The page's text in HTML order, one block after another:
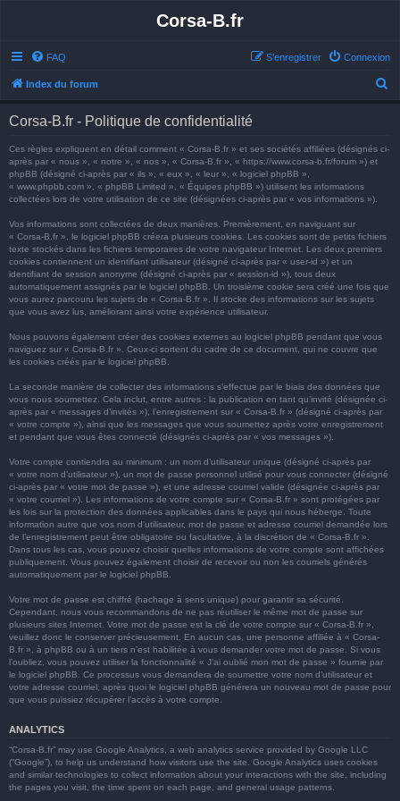
Corsa-B.fr
FAQ Connexion
S’enregistrer
Index du forum
Corsa-B.fr - Politique de confidentialité
Ces règles expliquent en détail comment « Corsa-B.fr » et ses sociétés affiliées (désignés ci-
après par « nous », « notre », « nos », « Corsa-B.fr », « https://www.corsa-b.fr/forum ») et
phpBB (désigné ci-après par « ils », « eux », « leur », « logiciel phpBB »,
« www.phpbb.com », « phpBB Limited », « Équipes phpBB ») utilisent les informations
collectées lors de votre utilisation de ce site (désignées ci-après par « vos informations »).
Vos informations sont collectées de deux manières. Premièrement, en naviguant sur
« Corsa-B.fr », le logiciel phpBB créera plusieurs cookies. Les cookies sont de petits fichiers
texte stockés dans les fichiers temporaires de votre navigateur Internet. Les deux premiers
cookies contiennent un identifiant utilisateur (désigné ci-après par « user-id ») et un
identifiant de session anonyme (désigné ci-après par « session-id »), tous deux
automatiquement assignés par le logiciel phpBB. Un troisième cookie sera créé une fois que
vous aurez parcouru les sujets de « Corsa-B.fr ». Il stocke des informations sur les sujets
que vous avez lus, améliorant ainsi votre expérience utilisateur.
Nous pouvons également créer des cookies externes au logiciel phpBB pendant que vous
naviguez sur « Corsa-B.fr ». Ceux-ci sortent du cadre de ce document, qui ne couvre que
les cookies créés par le logiciel phpBB.
La seconde manière de collecter des informations s’effectue par le biais des données que
vous nous soumettez. Cela inclut, entre autres : la publication en tant qu’invité (désignée ci-
après par « messages d’invités »), l’enregistrement sur « Corsa-B.fr » (désigné ci-après par
« votre compte »), ainsi que les messages que vous soumettez après votre enregistrement
et pendant que vous êtes connecté (désignés ci-après par « vos messages »).
Votre compte contiendra au minimum : un nom d’utilisateur unique (désigné ci-après par
« votre nom d’utilisateur »), un mot de passe personnel utilisé pour vous connecter (désigné
ci-après par « votre mot de passe »), et une adresse courriel valide (désignée ci-après par
« votre courriel »). Les informations de votre compte sur « Corsa-B.fr » sont protégées par
les lois sur la protection des données applicables dans le pays qui nous héberge. Toute
information autre que vos nom d’utilisateur, mot de passe et adresse courriel demandée lors
de l’enregistrement peut être obligatoire ou facultative, à la discrétion de « Corsa-B.fr ».
Dans tous les cas, vous pouvez choisir quelles informations de votre compte sont affichées
publiquement. Vous pouvez également choisir de recevoir ou non les courriels générés
automatiquement par le logiciel phpBB.
Votre mot de passe est chiffré (hachage à sens unique) pour garantir sa sécurité.
Cependant, nous vous recommandons de ne pas réutiliser le même mot de passe sur
plusieurs sites Internet. Votre mot de passe est la clé de votre compte sur « Corsa-B.fr »,
veuillez donc le conserver précieusement. En aucun cas, une personne affiliée à « Corsa-
B.fr », à phpBB ou à un tiers n’est habilitée à vous demander votre mot de passe. Si vous
l’oubliez, vous pouvez utiliser la fonctionnalité « J’ai oublié mon mot de passe » fournie par
le logiciel phpBB. Ce processus vous demandera de soumettre votre nom d’utilisateur et
votre adresse courriel, après quoi le logiciel phpBB générera un nouveau mot de passe pour
que vous puissiez récupérer l’accès à votre compte.
ANALYTICS
“Corsa-B.fr” may use Google Analytics, a web analytics service provided by Google LLC
(“Google”), to help us understand how visitors use the site. Google Analytics uses cookies
and similar technologies to collect information about your interactions with the site, including
the pages you visit, the time spent on each page, and general usage patterns.